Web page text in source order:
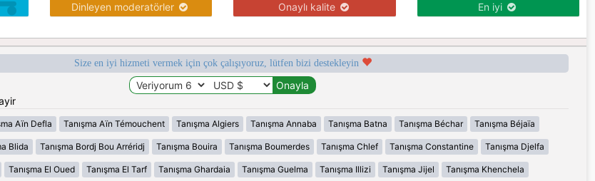
Dinleyen moderatörler Onaylı kalite En iyi
Size en iyi hizmeti vermek için çok çalışıyoruz, lütfen bizi destekleyin
Aïn Defla Tanışma Aïn Témouchent Tanışma Algiers Tanışma Annaba Tanışma Batna Tanışma Béchar Tanışma Béjaïa
Blida Tanışma Bordj Bou Arréridj Tanışma Bouira Tanışma Boumerdes Tanışma Chlef Tanışma Constantine Tanışma Djelfa
Tanışma El Oued Tanışma El Tarf Tanışma Ghardaia Tanışma Guelma Tanışma Illizi Tanışma Jijel Tanışma Khenchela